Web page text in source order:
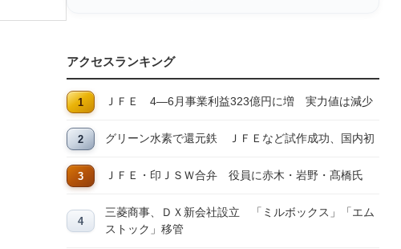
アクセスランキング
ＪＦＥ 4―6月事業利益323億円に増 実力値は減少
グリーン水素で還元鉄 ＪＦＥなど試作成功、国内初
ＪＦＥ・印ＪＳＷ合弁 役員に赤木・岩野・髙橋氏
三菱商事、ＤＸ新会社設立 「ミルボックス」「エム
ストック」移管